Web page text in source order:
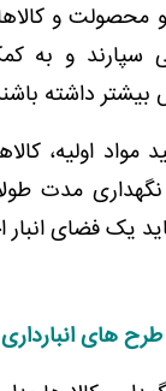
و
می سپارند و به
داشته
مواد اولیه،
مدت
یک فضای انبار
های